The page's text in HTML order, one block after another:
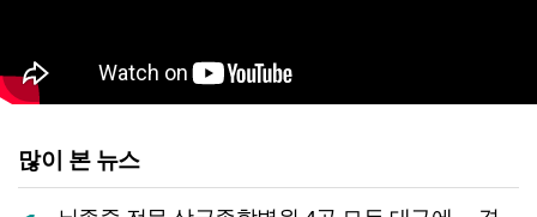
많이 본 뉴스